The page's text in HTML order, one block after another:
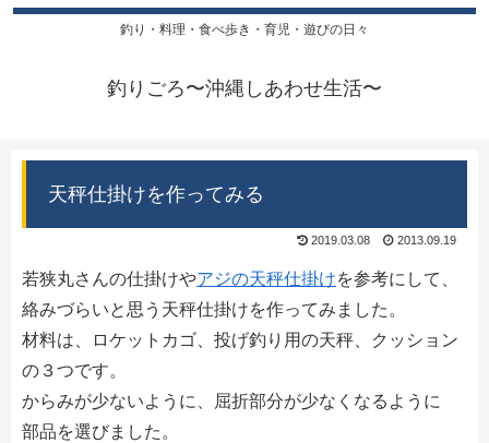
釣り・料理・食べ歩き・育児・遊びの日々
釣りごろ〜沖縄しあわせ生活〜
天秤仕掛けを作ってみる
2019.03.08 2013.09.19
若狭丸さんの仕掛けやアジの天秤仕掛けを参考にして、
絡みづらいと思う天秤仕掛けを作ってみました。
材料は、ロケットカゴ、投げ釣り用の天秤、クッション
の３つです。
からみが少ないように、屈折部分が少なくなるように
部品を選びました。